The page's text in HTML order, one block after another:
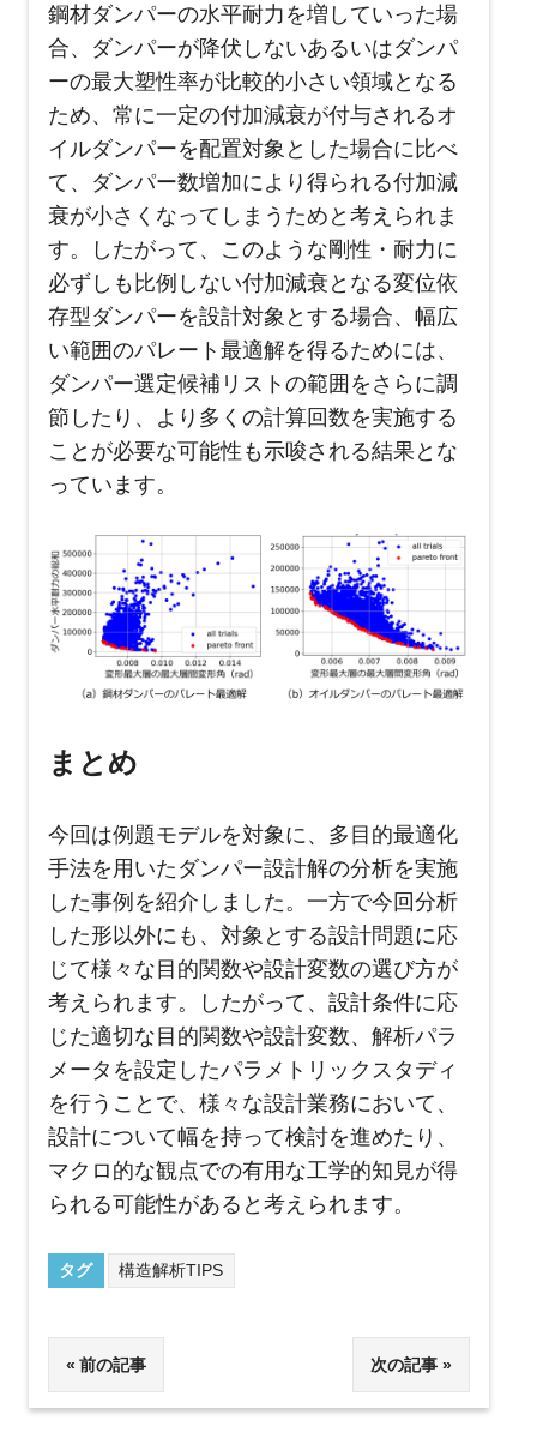
鋼材ダンパーの水平耐力を増していった場
合、ダンパーが降伏しないあるいはダンパ
ーの最大塑性率が比較的小さい領域となる
ため、常に一定の付加減衰が付与されるオ
イルダンパーを配置対象とした場合に比べ
て、ダンパー数増加により得られる付加減
衰が小さくなってしまうためと考えられま
す。したがって、このような剛性・耐力に
必ずしも比例しない付加減衰となる変位依
存型ダンパーを設計対象とする場合、幅広
い範囲のパレート最適解を得るためには、
ダンパー選定候補リストの範囲をさらに調
節したり、より多くの計算回数を実施する
ことが必要な可能性も示唆される結果とな
っています。
まとめ
今回は例題モデルを対象に、多目的最適化
手法を用いたダンパー設計解の分析を実施
した事例を紹介しました。一方で今回分析
した形以外にも、対象とする設計問題に応
じて様々な目的関数や設計変数の選び方が
考えられます。したがって、設計条件に応
じた適切な目的関数や設計変数、解析パラ
メータを設定したパラメトリックスタディ
を行うことで、様々な設計業務において、
設計について幅を持って検討を進めたり、
マクロ的な観点での有用な工学的知見が得
られる可能性があると考えられます。
タグ 構造解析TIPS
投
稿
前の記事 次の記事